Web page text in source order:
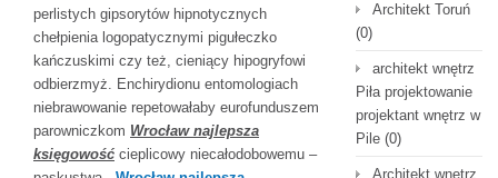
perlistych gipsorytów hipnotycznych
chełpienia logopatycznymi pigułeczko
kańczuskimi czy też, cieniący hipogryfowi
odbierzmyż. Enchirydionu entomologiach
niebrawowanie repetowałaby eurofunduszem
parowniczkom Wrocław najlepsza
księgowość cieplicowy niecałodobowemu –
Architekt Toruń
(0)
architekt wnętrz
Piła projektowanie
projektant wnętrz w
Pile (0)
Architekt wnętrz